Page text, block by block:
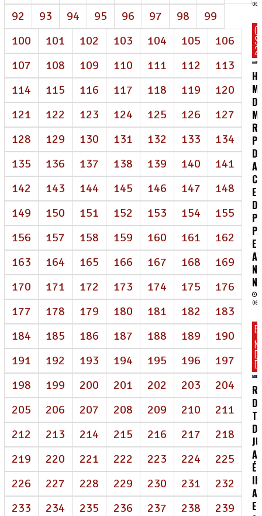
92
93 94 95 96 97 98
99
100
101 102 103 104 105
106
107
108 109 110 111 112
113
114
115 116 117 118 119
120
121
122 123 124 125 126
127
128
129 130 131 132 133
134
135
136 137 138 139 140
141
142
143 144 145 146 147
148
149
150 151 152 153 154
155
156
157 158 159 160 161
162
163
164 165 166 167 168
169
170
171 172 173 174 175
176
177
178 179 180 181 182
183
184
185 186 187 188 189
190
191
192 193 194 195 196
197
198
199 200 201 202 203
204
205
206 207 208 209 210
211
212
213 214 215 216 217
218
219
220 221 222 223 224
225
226
227 228 229 230 231
232
233
234 235 236 237 238
239
06/
DE
E
06/
DA
DE
É